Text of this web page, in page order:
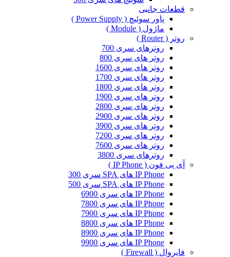
قطعات جانبی
پاور سوئیچ ( Power Supply )
ماژول ( Module )
روتر ( Router )
روترهای سری 700
روتر های سری 800
روتر های سری 1600
روتر های سری 1700
روتر های سری 1800
روتر های سری 1900
روتر های سری 2800
روتر های سری 2900
روتر های سری 3900
روتر های سری 7200
روتر های سری 7600
روترهای سری 3800
آی پی فون ( IP Phone )
IP Phone های SPA سری 300
IP Phone های SPA سری 500
IP Phone های سری 6900
IP Phone های سری 7800
IP Phone های سری 7900
IP Phone های سری 8800
IP Phone های سری 8900
IP Phone های سری 9900
فایروال ( Firewall )